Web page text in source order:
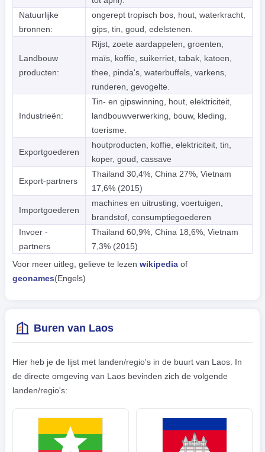
Natuurlijke
bronnen:
ongerept tropisch bos, hout, waterkracht,
gips, tin, goud, edelstenen.
Landbouw
producten:
Rijst, zoete aardappelen, groenten,
maïs, koffie, suikerriet, tabak, katoen,
thee, pinda's, waterbuffels, varkens,
runderen, gevogelte.
Industrieën:
Tin- en gipswinning, hout, elektriciteit,
landbouwverwerking, bouw, kleding,
toerisme.
Exportgoederen
houtproducten, koffie, elektriciteit, tin,
koper, goud, cassave
Export-partners
Thailand 30,4%, China 27%, Vietnam
17,6% (2015)
Importgoederen
machines en uitrusting, voertuigen,
brandstof, consumptiegoederen
Invoer -
partners
Thailand 60,9%, China 18,6%, Vietnam
7,3% (2015)
Voor meer uitleg, gelieve te lezen wikipediaof
geonames(Engels)
Buren van Laos
Hier heb je de lijst met landen/regio's in de buurt van Laos. In
de directe omgeving van Laos bevinden zich de volgende
landen/regio's: